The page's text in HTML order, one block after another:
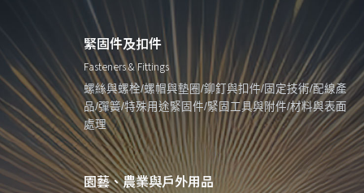
緊固件及扣件
Fasteners & Fittings
螺絲與螺栓/螺帽與墊圈/鉚釘與扣件/固定技術/配線產
品/彈簧/特殊用途緊固件/緊固工具與附件/材料與表面
處理
園藝、農業與戶外用品